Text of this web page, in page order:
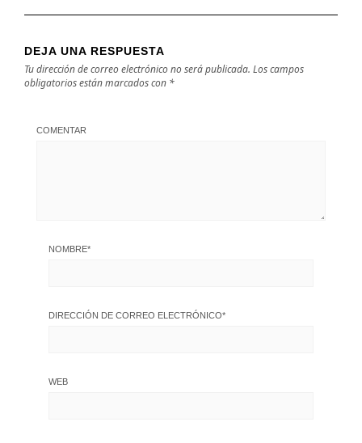
DEJA UNA RESPUESTA
Tu dirección de correo electrónico no será publicada. Los campos
obligatorios están marcados con *
COMENTAR
NOMBRE*
DIRECCIÓN DE CORREO ELECTRÓNICO*
WEB